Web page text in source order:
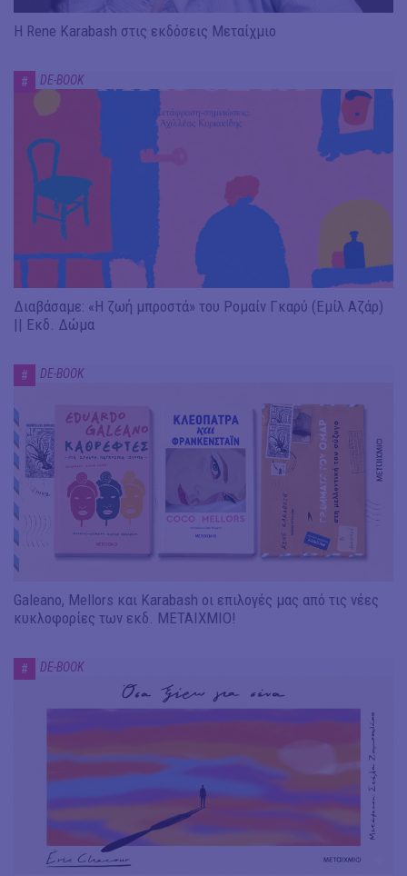
Η Rene Karabash στις εκδόσεις Μεταίχμιο
# DE-BOOK
Διαβάσαμε: «Η ζωή μπροστά» του Ρομαίν Γκαρύ (Εμίλ Αζάρ)
|| Εκδ. Δώμα
# DE-BOOK
Galeano, Mellors και Karabash οι επιλογές μας από τις νέες
κυκλοφορίες των εκδ. ΜΕΤΑΙΧΜΙΟ!
# DE-BOOK